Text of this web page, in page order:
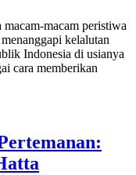
macam-macam peristiwa
kelalutan
Indonesia di usianya
cara memberikan